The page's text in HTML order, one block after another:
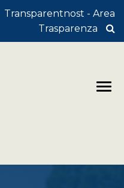
Transparentnost - Area
Trasparenza